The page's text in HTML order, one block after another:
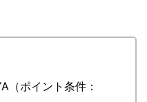
（ポイント条件：